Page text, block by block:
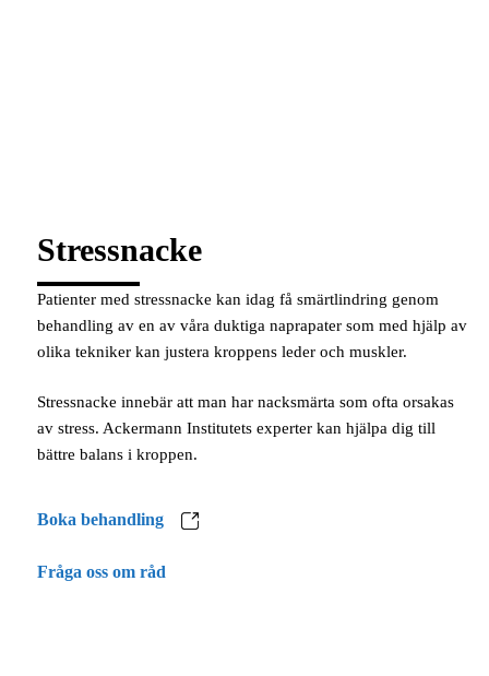
Stressnacke
Patienter med stressnacke kan idag få smärtlindring genom
behandling av en av våra duktiga naprapater som med hjälp av
olika tekniker kan justera kroppens leder och muskler.
Stressnacke innebär att man har nacksmärta som ofta orsakas
av stress. Ackermann Institutets experter kan hjälpa dig till
bättre balans i kroppen.
Boka behandling
Fråga oss om råd